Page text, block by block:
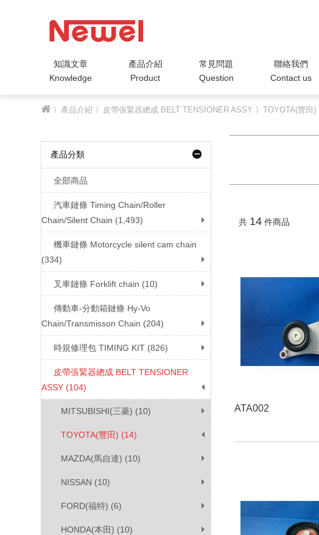
知識文章
Knowledge
產品介紹
Product
常見問題
Question
聯絡我們
Contact us
〉 產品介紹 〉 皮帶張緊器總成 BELT TENSIONER ASSY 〉TOYOTA(豐田)
產品分類
全部商品
汽車鏈條 Timing Chain/Roller
Chain/Silent Chain (1,493)
機車鏈條 Motorcycle silent cam chain
(334)
叉車鏈條 Forklift chain (10)
傳動車-分動箱鏈條 Hy-Vo
Chain/Transmisson Chain (204)
時規修理包 TIMING KIT (826)
皮帶張緊器總成 BELT TENSIONER
ASSY (104)
MITSUBISHI(三菱) (10)
TOYOTA(豐田) (14)
MAZDA(馬自達) (10)
NISSAN (10)
FORD(福特) (6)
HONDA(本田) (10)
共 14 件商品
ATA002